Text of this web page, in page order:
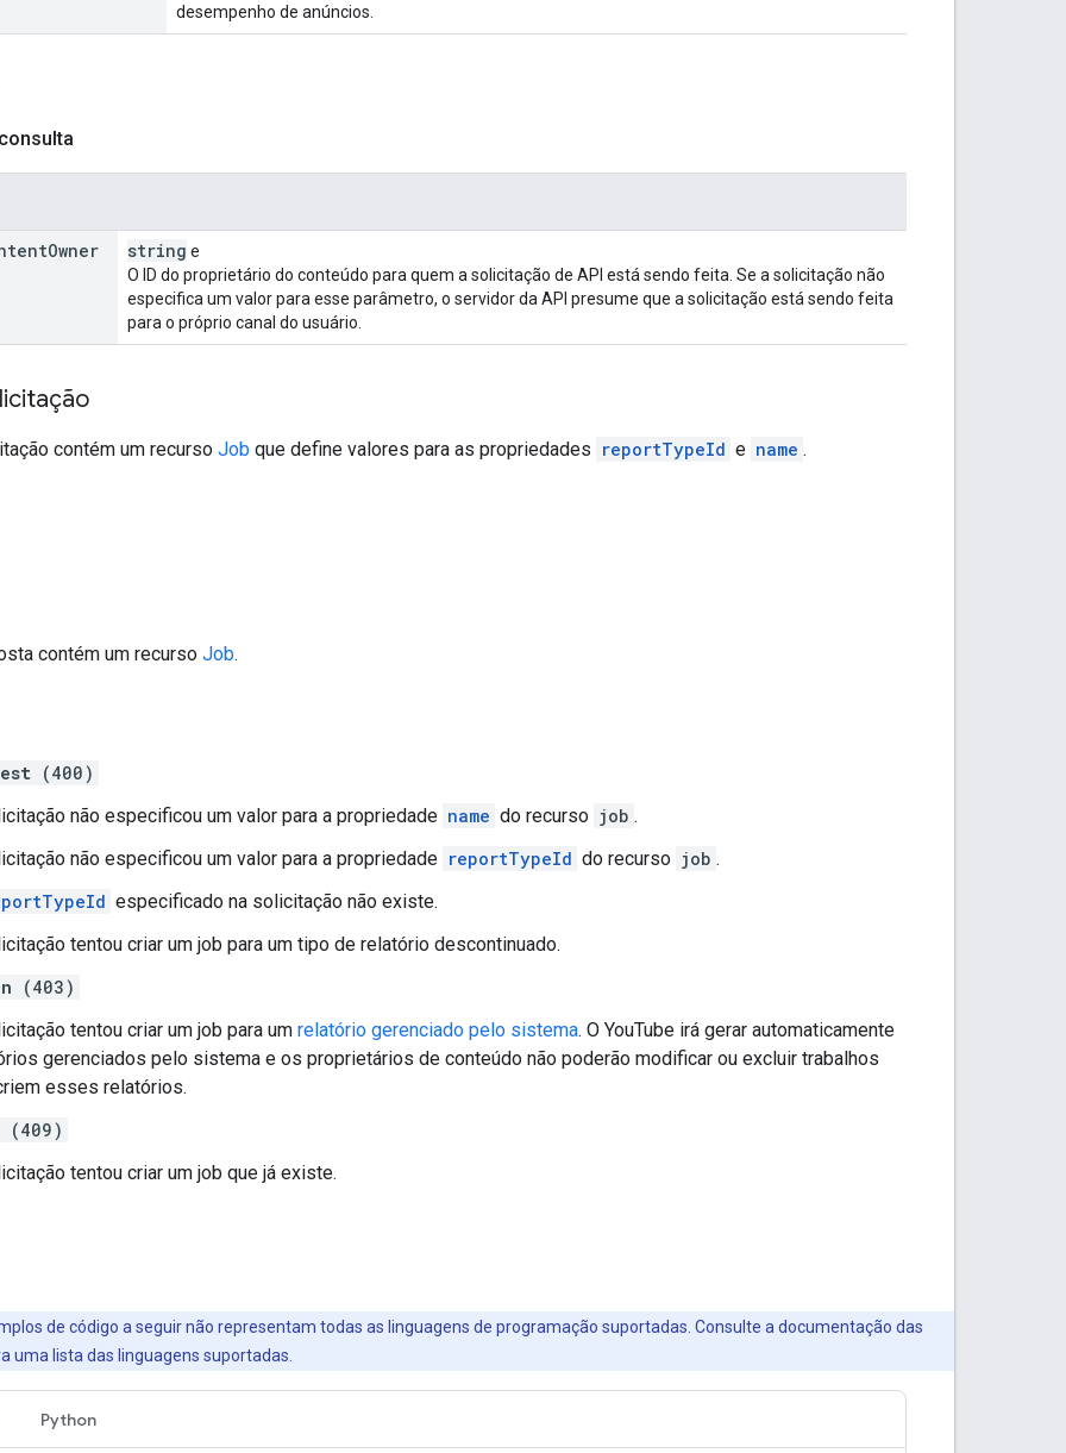
desempenho de anúncios.
Owner string e
O ID do proprietário do conteúdo para quem a solicitação de API está sendo feita. Se a solicitação não
especifica um valor para esse parâmetro, o servidor da API presume que a solicitação está sendo feita
para o próprio canal do usuário.
contém um recurso Job que define valores para as propriedades reportTypeId e name .
contém um recurso Job.
(400)
não especificou um valor para a propriedade name do recurso job .
não especificou um valor para a propriedade reportTypeId do recurso job .
especificado na solicitação não existe.
tentou criar um job para um tipo de relatório descontinuado.
(403)
tentou criar um job para um relatório gerenciado pelo sistema. O YouTube irá gerar automaticamente
gerenciados pelo sistema e os proprietários de conteúdo não poderão modificar ou excluir trabalhos
esses relatórios.
(409)
tentou criar um job que já existe.
de código a seguir não representam todas as linguagens de programação suportadas. Consulte a documentação das
uma lista das linguagens suportadas.
Python